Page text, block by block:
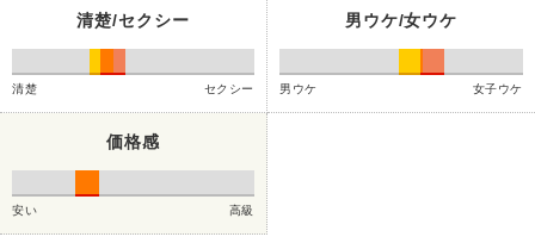
清楚/セクシー
清楚 セクシー
男ウケ/女ウケ
男ウケ 女子ウケ
価格感
安い 高級